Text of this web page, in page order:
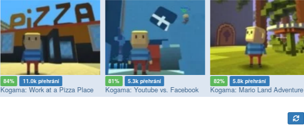
84% 11.0k přehrání
Kogama: Work at a Pizza Place
81% 5.3k přehrání
Kogama: Youtube vs. Facebook
82% 5.8k přehrání
Kogama: Mario Land Adventure